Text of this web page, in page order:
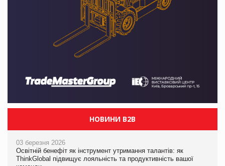
НОВИНИ B2B
03 березня 2026
Освітній бенефіт як інструмент утримання талантів: як
ThinkGlobal підвищує лояльність та продуктивність вашої